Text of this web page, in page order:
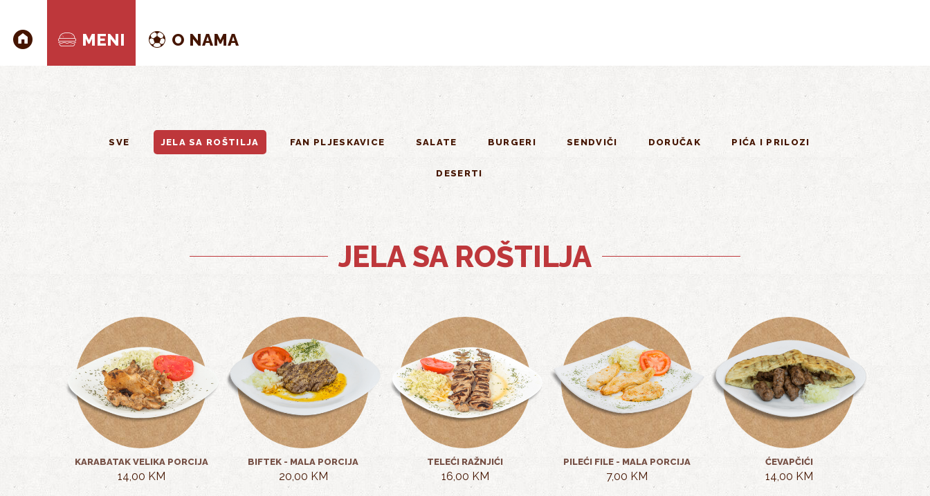
MENI O NAMA
SVE JELA SA ROŠTILJA FAN PLJESKAVICE SALATE BURGERI SENDVIČI DORUČAK PIĆA I PRILOZI
DESERTI
JELA SA ROŠTILJA
KARABATAK VELIKA PORCIJA
14,00 KM
BIFTEK - MALA PORCIJA
20,00 KM
TELEĆI RAŽNJIĆI
16,00 KM
PILEĆI FILE - MALA PORCIJA
7,00 KM
ĆEVAPČIĆI
14,00 KM